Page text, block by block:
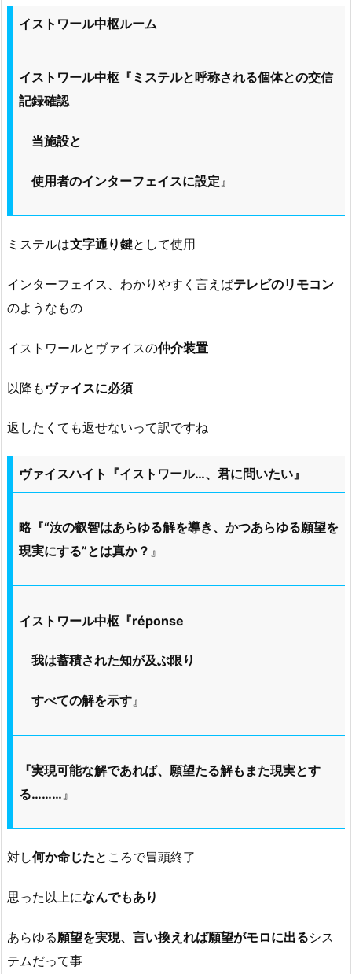
イストワール中枢ルーム
イストワール中枢『ミステルと呼称される個体との交信
記録確認
当施設と
使用者のインターフェイスに設定 』
ミステルは文字通り鍵として使用
インターフェイス、わかりやすく言えばテレビのリモコン
のようなもの
イストワールとヴァイスの仲介装置
以降も ヴァイスに必須
返したくても返せないって訳ですね
ヴァイスハイト『イストワール…、君に問いたい』
略『“汝の叡智はあらゆる解を導き、かつあらゆる願望を
現実にする”とは真か？ 』
イストワール中枢『réponse
我は蓄積された知が及ぶ限り
すべての解を示す』
『実現可能な解であれば、願望たる解もまた現実とす
る……… 』
対し何か命じたところで冒頭終了
思った以上になんでもあり
あらゆる願望を実現、言い換えれば願望がモロに出るシス
テムだって事